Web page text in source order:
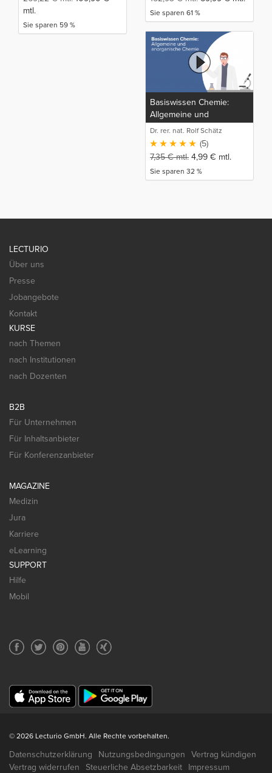
mtl.
Sie sparen 59 %
Sie sparen 61 %
Basiswissen Chemie:
Allgemeine und
anorganische Chemie
Dr. rer. nat. Rolf Schätz
(5)
7,35€mtl. 4,99 € mtl.
Sie sparen 32 %
LECTURIO
Über uns
Presse
Jobangebote
Kontakt
KURSE
nach Themen
nach Institutionen
nach Dozenten
B2B
Für Unternehmen
Für Inhaltsanbieter
Für Konferenzanbieter
MAGAZINE
Medizin
Jura
Karriere
eLearning
SUPPORT
Hilfe
Mobil
© 2026 Lecturio GmbH. Alle Rechte vorbehalten.
Datenschutzerklärung Nutzungsbedingungen
Vertrag kündigen
Vertrag widerrufen
Steuerliche Absetzbarkeit Impressum